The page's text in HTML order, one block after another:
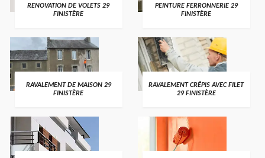
RENOVATION DE VOLETS 29
FINISTÈRE
PEINTURE FERRONNERIE 29
FINISTÈRE
RAVALEMENT DE MAISON 29
FINISTÈRE
RAVALEMENT CRÉPIS AVEC FILET
29 FINISTÈRE